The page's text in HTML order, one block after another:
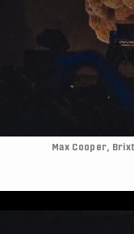
Max Cooper,